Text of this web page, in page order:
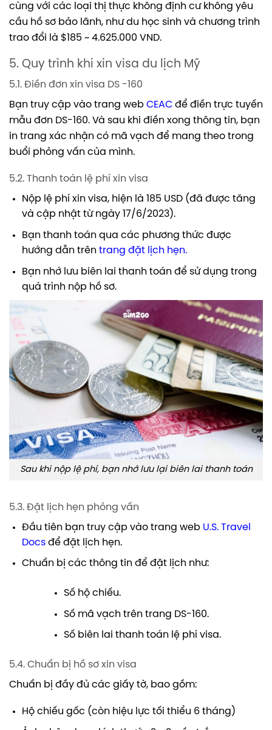
cùng với các loại thị thực không định cư không yêu
cầu hồ sơ bảo lãnh, như du học sinh và chương trình
trao đổi là $185 ~ 4.625.000 VND.
5. Quy trình khi xin visa du lịch Mỹ
5.1. Điền đơn xin visa DS -160
Bạn truy cập vào trang web CEAC để điền trực tuyến
mẫu đơn DS-160. Và sau khi điền xong thông tin, bạn
in trang xác nhận có mã vạch để mang theo trong
buổi phỏng vấn của mình.
5.2. Thanh toán lệ phí xin visa
Nộp lệ phí xin visa, hiện là 185 USD (đã được tăng
và cập nhật từ ngày 17/6/2023).
Bạn thanh toán qua các phương thức được
hướng dẫn trên trang đặt lịch hẹn.
Bạn nhớ lưu biên lai thanh toán để sử dụng trong
quá trình nộp hồ sơ.
Sau khi nộp lệ phí, bạn nhớ lưu lại biên lai thanh toán
5.3. Đặt lịch hẹn phỏng vấn
Đầu tiên bạn truy cập vào trang web U.S. Travel
Docsđể đặt lịch hẹn.
Chuẩn bị các thông tin để đặt lịch như:
Số hộ chiếu.
Số mã vạch trên trang DS-160.
Số biên lai thanh toán lệ phí visa.
5.4. Chuẩn bị hồ sơ xin visa
Chuẩn bị đầy đủ các giấy tờ, bao gồm:
Hộ chiếu gốc (còn hiệu lực tối thiểu 6 tháng)